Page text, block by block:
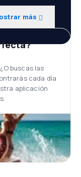
más
buscas las
cada día
aplicación